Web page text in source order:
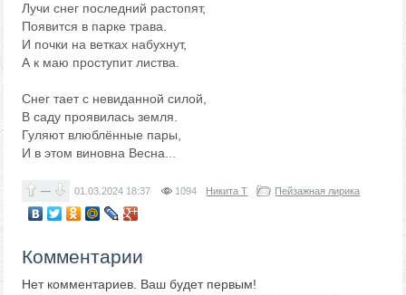
Лучи снег последний растопят,
Появится в парке трава.
И почки на ветках набухнут,
А к маю проступит листва.
Снег тает с невиданной силой,
В саду проявилась земля.
Гуляют влюблённые пары,
И в этом виновна Весна...
— 01.03.2024 18:37 1094 Никита Т Пейзажная лирика
Комментарии
Нет комментариев. Ваш будет первым!